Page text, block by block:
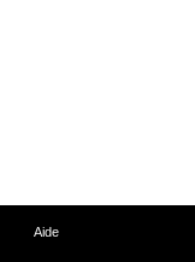
Aide